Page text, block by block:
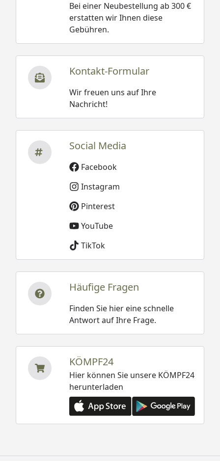
Bei einer Neubestellung ab 300 €
erstatten wir Ihnen diese
Gebühren.
Kontakt-Formular
Wir freuen uns auf Ihre
Nachricht!
Social Media
Facebook
Instagram
Pinterest
YouTube
TikTok
Häufige Fragen
Finden Sie hier eine schnelle
Antwort auf Ihre Frage.
KÖMPF24
Hier können Sie unsere KÖMPF24
herunterladen